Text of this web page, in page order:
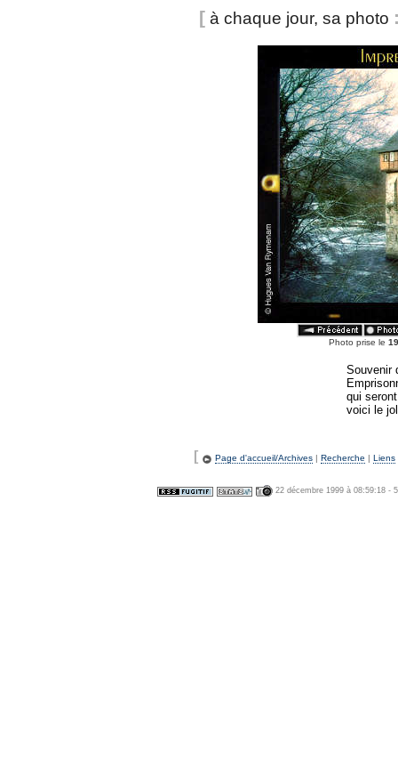
[ à chaque jour, sa photo
Photo prise le
Souvenir
qui
voici le
[ Page d'accueil/Archives | Recherche | Liens
22 décembre 1999 à 08:59:18 -